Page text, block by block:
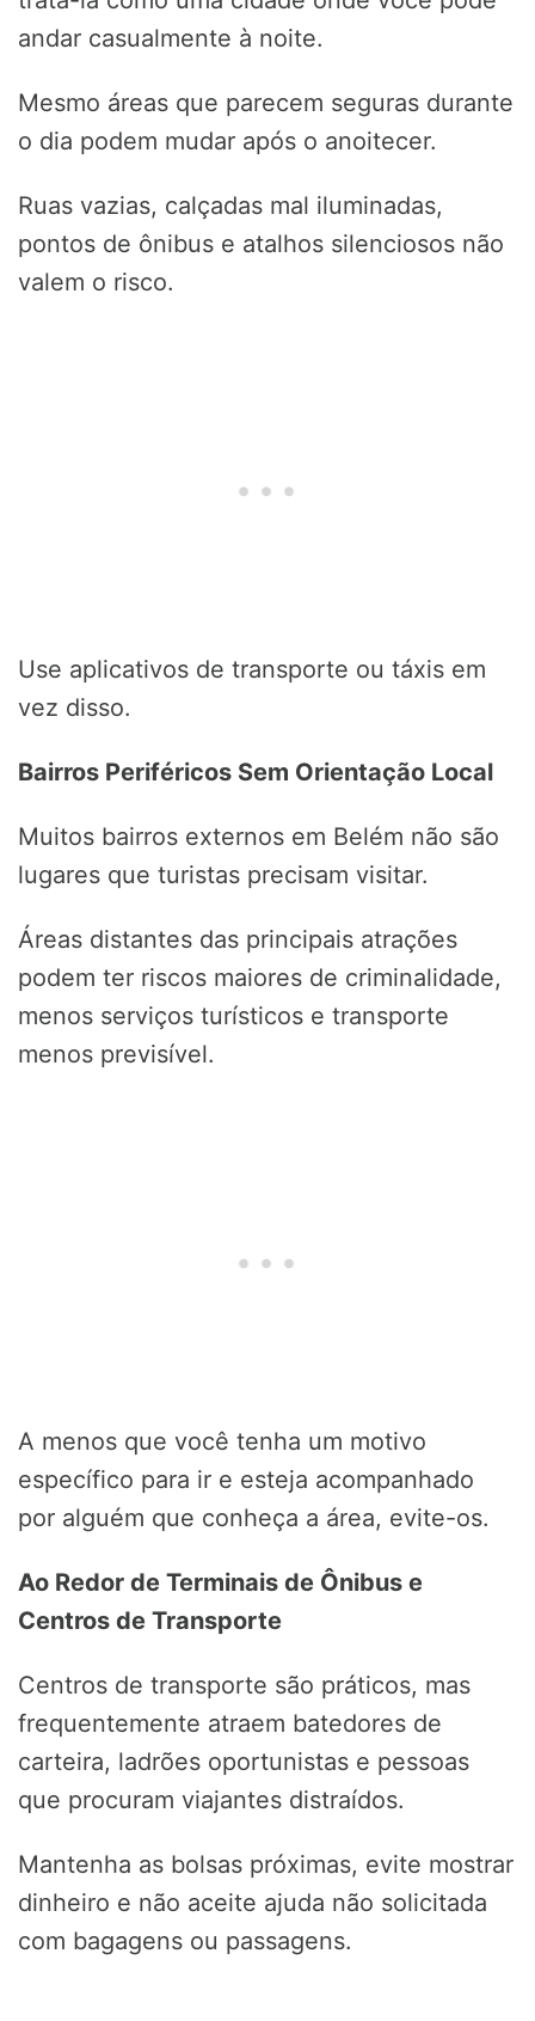
andar casualmente à noite.
Mesmo áreas que parecem seguras durante
o dia podem mudar após o anoitecer.
Ruas vazias, calçadas mal iluminadas,
pontos de ônibus e atalhos silenciosos não
valem o risco.
Use aplicativos de transporte ou táxis em
vez disso.
Bairros Periféricos Sem Orientação Local
Muitos bairros externos em Belém não são
lugares que turistas precisam visitar.
Áreas distantes das principais atrações
podem ter riscos maiores de criminalidade,
menos serviços turísticos e transporte
menos previsível.
A menos que você tenha um motivo
específico para ir e esteja acompanhado
por alguém que conheça a área, evite-os.
Ao Redor de Terminais de Ônibus e
Centros de Transporte
Centros de transporte são práticos, mas
frequentemente atraem batedores de
carteira, ladrões oportunistas e pessoas
que procuram viajantes distraídos.
Mantenha as bolsas próximas, evite mostrar
dinheiro e não aceite ajuda não solicitada
com bagagens ou passagens.